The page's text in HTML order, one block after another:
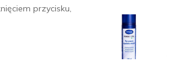
przycisku,